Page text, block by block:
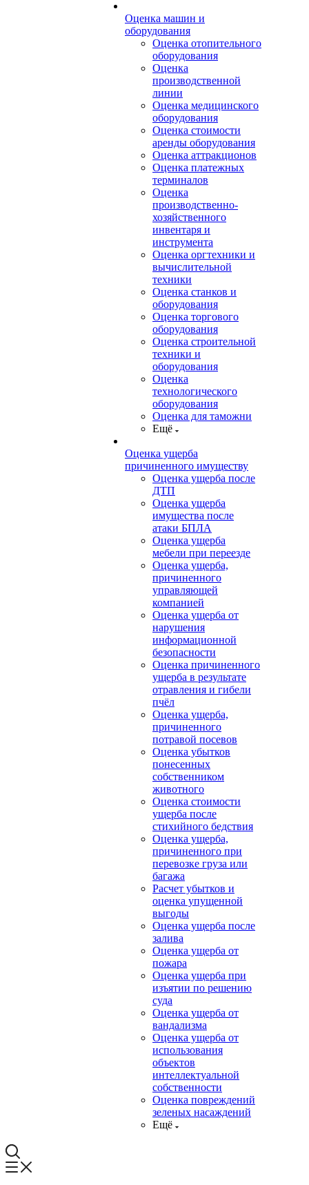
Оценка машин и
оборудования
Оценка отопительного
оборудования
Оценка
производственной
линии
Оценка медицинского
оборудования
Оценка стоимости
аренды оборудования
Оценка аттракционов
Оценка платежных
терминалов
Оценка
производственно-
хозяйственного
инвентаря и
инструмента
Оценка оргтехники и
вычислительной
техники
Оценка станков и
оборудования
Оценка торгового
оборудования
Оценка строительной
техники и
оборудования
Оценка
технологического
оборудования
Оценка для таможни
Ещё
Оценка ущерба
причиненного имуществу
Оценка ущерба после
ДТП
Оценка ущерба
имущества после
атаки БПЛА
Оценка ущерба
мебели при переезде
Оценка ущерба,
причиненного
управляющей
компанией
Оценка ущерба от
нарушения
информационной
безопасности
Оценка причиненного
ущерба в результате
отравления и гибели
пчёл
Оценка ущерба,
причиненного
потравой посевов
Оценка убытков
понесенных
собственником
животного
Оценка стоимости
ущерба после
стихийного бедствия
Оценка ущерба,
причиненного при
перевозке груза или
багажа
Расчет убытков и
оценка упущенной
выгоды
Оценка ущерба после
залива
Оценка ущерба от
пожара
Оценка ущерба при
изъятии по решению
суда
Оценка ущерба от
вандализма
Оценка ущерба от
использования
объектов
интеллектуальной
собственности
Оценка повреждений
зеленых насаждений
Ещё